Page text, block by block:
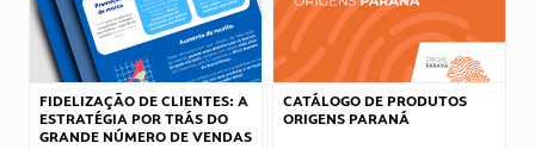
FIDELIZAÇÃO DE CLIENTES: A
ESTRATÉGIA POR TRÁS DO
GRANDE NÚMERO DE VENDAS
CATÁLOGO DE PRODUTOS
ORIGENS PARANÁ